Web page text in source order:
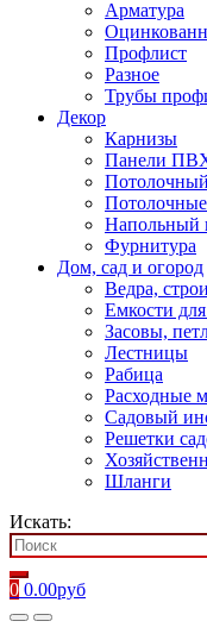
Арматура
Профлист
Разное
Трубы
Декор
Карнизы
Панели
Напольный
Фурнитура
Дом, сад и огород
Ведра,
Емкости
Засовы,
Лестницы
Рабица
Расходные
Садовый
Решетки
Шланги
Искать:
0 0.00руб